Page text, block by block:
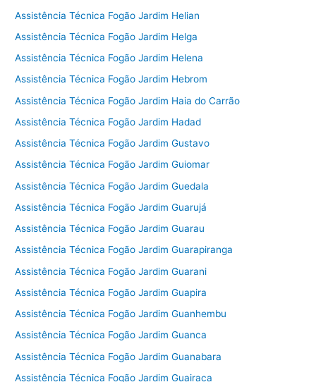
Assistência Técnica Fogão Jardim Helian
Assistência Técnica Fogão Jardim Helga
Assistência Técnica Fogão Jardim Helena
Assistência Técnica Fogão Jardim Hebrom
Assistência Técnica Fogão Jardim Haia do Carrão
Assistência Técnica Fogão Jardim Hadad
Assistência Técnica Fogão Jardim Gustavo
Assistência Técnica Fogão Jardim Guiomar
Assistência Técnica Fogão Jardim Guedala
Assistência Técnica Fogão Jardim Guarujá
Assistência Técnica Fogão Jardim Guarau
Assistência Técnica Fogão Jardim Guarapiranga
Assistência Técnica Fogão Jardim Guarani
Assistência Técnica Fogão Jardim Guapira
Assistência Técnica Fogão Jardim Guanhembu
Assistência Técnica Fogão Jardim Guanca
Assistência Técnica Fogão Jardim Guanabara
Assistência Técnica Fogão Jardim Guairaca